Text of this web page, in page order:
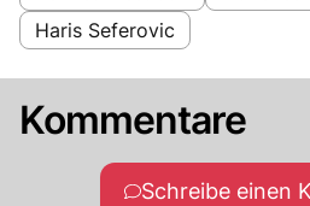
Haris Seferovic
Kommentare
Schreibe einen